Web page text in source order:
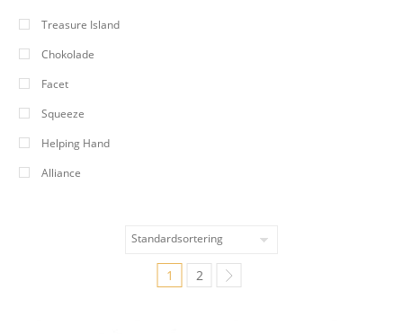
Treasure Island
Chokolade
Facet
Squeeze
Helping Hand
Alliance
1 2